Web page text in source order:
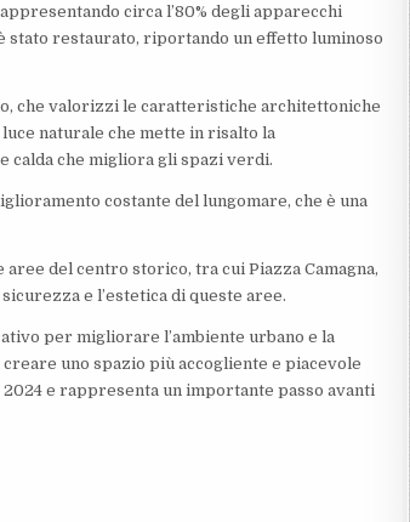
circa l’80% degli apparecchi
restaurato, riportando un effetto luminoso
che valorizzi le caratteristiche architettoniche
naturale che mette in risalto la
calda che migliora gli spazi verdi.
costante del lungomare, che è una
del centro storico, tra cui Piazza Camagna,
e l’estetica di queste aree.
per migliorare l’ambiente urbano e la
uno spazio più accogliente e piacevole
e rappresenta un importante passo avanti